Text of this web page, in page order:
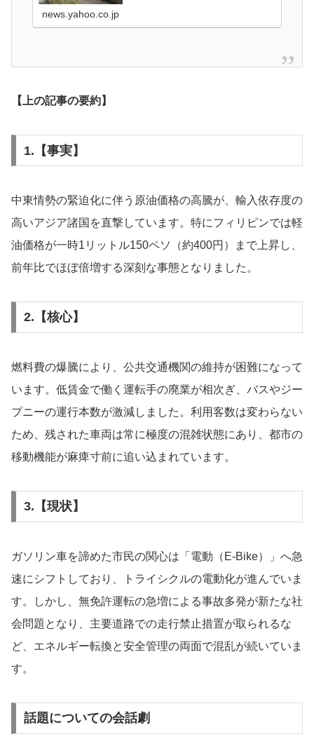
news.yahoo.co.jp
【上の記事の要約】
1.【事実】
中東情勢の緊迫化に伴う原油価格の高騰が、輸入依存度の
高いアジア諸国を直撃しています。特にフィリピンでは軽
油価格が一時1リットル150ペソ（約400円）まで上昇し、
前年比でほぼ倍増する深刻な事態となりました。
2.【核心】
燃料費の爆騰により、公共交通機関の維持が困難になって
います。低賃金で働く運転手の廃業が相次ぎ、バスやジー
プニーの運行本数が激減しました。利用客数は変わらない
ため、残された車両は常に極度の混雑状態にあり、都市の
移動機能が麻痺寸前に追い込まれています。
3.【現状】
ガソリン車を諦めた市民の関心は「電動（E-Bike）」へ急
速にシフトしており、トライシクルの電動化が進んでいま
す。しかし、無免許運転の急増による事故多発が新たな社
会問題となり、主要道路での走行禁止措置が取られるな
ど、エネルギー転換と安全管理の両面で混乱が続いていま
す。
話題についての会話劇